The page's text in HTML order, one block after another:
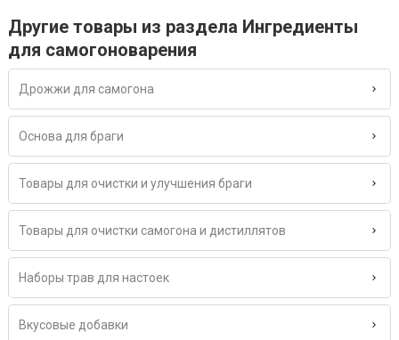
Другие товары из раздела Ингредиенты
для самогоноварения
Дрожжи для самогона
Основа для браги
Товары для очистки и улучшения браги
Товары для очистки самогона и дистиллятов
Наборы трав для настоек
Вкусовые добавки